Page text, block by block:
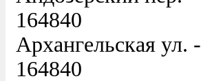
164840
Архангельская ул. -
164840